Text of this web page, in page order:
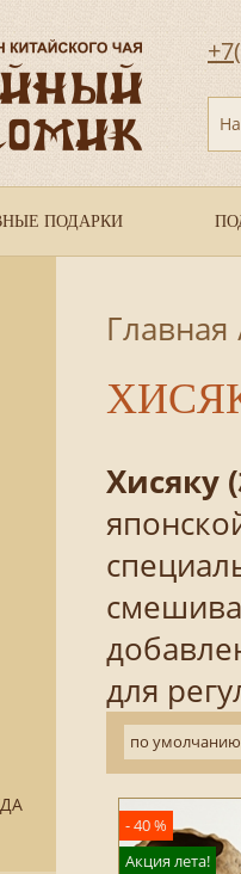
ПОДАРКИ
Главная
Хисяку
для
по умолчанию
- 40 %
Акция лета!